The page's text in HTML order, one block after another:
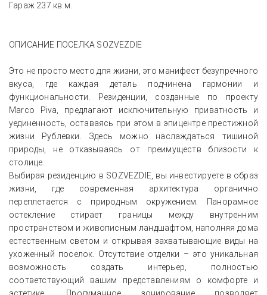
Гараж 237 кв.м.
ОПИСАНИЕ ПОСЕЛКА SOZVEZDIE
Это не просто место для жизни, это манифест безупречного
вкуса, где каждая деталь подчинена гармонии и
функциональности. Резиденции, созданные по проекту
Marco Piva, предлагают исключительную приватность и
уединенность, оставаясь при этом в эпицентре престижной
жизни Рублевки. Здесь можно наслаждаться тишиной
природы, не отказываясь от преимуществ близости к
столице.
Выбирая резиденцию в SOZVEZDIE, вы инвестируете в образ
жизни, где современная архитектура органично
переплетается с природным окружением. Панорамное
остекление стирает границы между внутренним
пространством и живописным ландшафтом, наполняя дома
естественным светом и открывая захватывающие виды на
ухоженный поселок. Отсутствие отделки – это уникальная
возможность создать интерьер, полностью
соответствующий вашим представлениям о комфорте и